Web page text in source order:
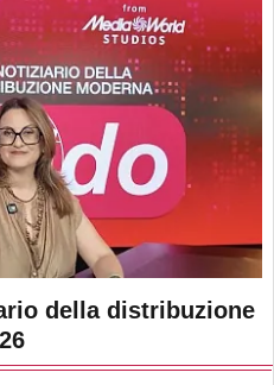
della distribuzione